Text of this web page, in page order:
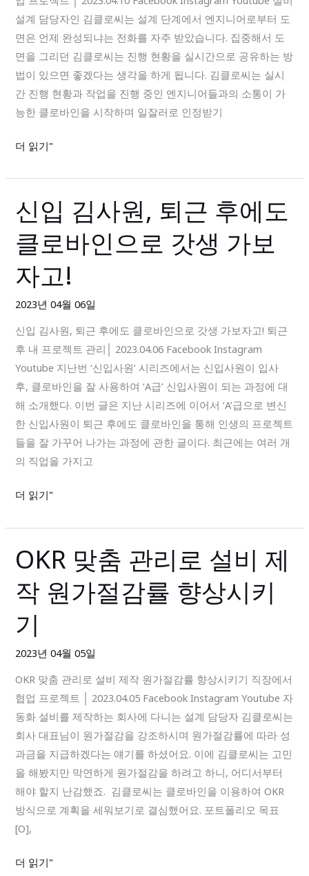
설계 담당자인 김클로씨는 설계 단계에서 엔지니어로부터 도
면은 언제 완성되냐는 전화를 자주 받았습니다. 집중해서 도
면을 그리던 김클로씨는 진행 현황을 실시간으로 공유하는 방
법이 있으면 좋겠다는 생각을 하게 됩니다. 김클로씨는 실시
간 진행 현황과 작업을 진행 중인 엔지니어들과의 소통이 가
능한 클로바인을 시작하며 일잘러로 인정받기
제
작
프
로
젝
트
리
방
법
더 읽기"
신입 김사원, 퇴근 후에도
클로바인으로 갓생 가보
자고!
2023년 04월 06일
신입 김사원, 퇴근 후에도 클로바인으로 갓생 가보자고! 퇴근
후 내 프로젝트 관리│ 2023.04.06 Facebook Instagram
Youtube 지난번 ‘신입사원’ 시리즈에서는 신입사원이 입사
후, 클로바인을 잘 사용하여 ‘A급’ 신입사원이 되는 과정에 대
해 소개했다. 이번 글은 지난 시리즈에 이어서 ‘A’급으로 변신
한 신입사원이 퇴근 후에도 클로바인을 통해 인생의 프로젝트
들을 잘 가꾸어 나가는 과정에 관한 글이다. 최근에는 여러 개
의 직업을 가지고
신
입
김
사
원,
후
에
도
클
로
바
인
으
갓
보
고!
더 읽기"
OKR 맞춤 관리로 설비 제
작 원가절감률 향상시키
기
2023년 04월 05일
OKR 맞춤 관리로 설비 제작 원가절감률 향상시키기 직장에서
협업 프로젝트 │ 2023.04.05 Facebook Instagram Youtube 자
동화 설비를 제작하는 회사에 다니는 설계 담당자 김클로씨는
회사 대표님이 원가절감을 강조하시며 원가절감률에 따라 성
과금을 지급하겠다는 얘기를 하셨어요. 이에 김클로씨는 고민
을 해봤지만 막연하게 원가절감을 하려고 하니, 어디서부터
해야 할지 난감했죠. 김클로씨는 클로바인을 이용하여 OKR
방식으로 계획을 세워보기로 결심했어요. 포트폴리오 목표
[O],
OKR
맞
춤
리
비
제
작
원
가
절
감
률
향
시
더 읽기"